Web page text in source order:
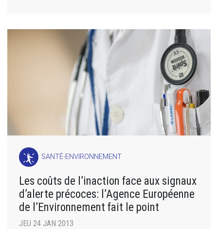
SANTÉ-ENVIRONNEMENT
Les coûts de l’inaction face aux signaux
d’alerte précoces: l’Agence Européenne
de l’Environnement fait le point
JEU 24 JAN 2013